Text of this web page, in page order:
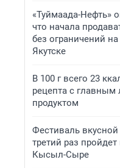
«Туймаада-Нефть»
что начала
без ограничений
Якутске
В 100 г всего 23
рецепта с главным
продуктом
Фестиваль
третий раз
Кысыл-Сыре